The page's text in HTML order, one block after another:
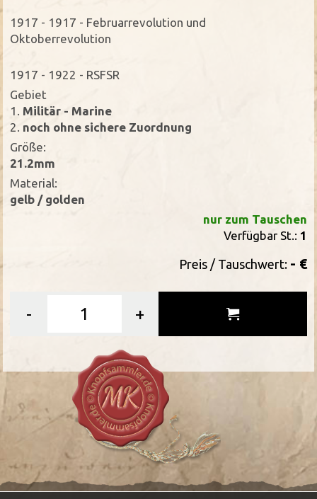
1917 - 1917 - Februarrevolution und
Oktoberrevolution
1917 - 1922 - RSFSR
Gebiet
1. Militär - Marine
2. noch ohne sichere Zuordnung
Größe:
21.2mm
Material:
gelb / golden
nur zum Tauschen
Verfügbar St.: 1
Preis / Tauschwert: - €
- +